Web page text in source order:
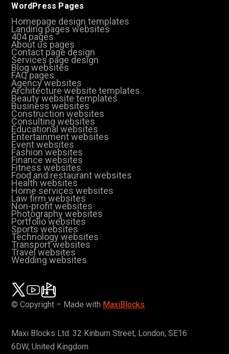
WordPress Pages
Homepage design templates
Landing pages websites
404 pages
About us pages
Contact page design
Services page design
Blog websites
FAQ pages
Agency websites
Architecture website templates
Beauty website templates
Business websites
Construction websites
Consulting websites
Educational websites
Entertainment websites
Event websites
Fashion websites
Finance websites
Fitness websites
Food and restaurant websites
Health websites
Home services websites
Law firm websites
Non-profit websites
Photography websites
Portfolio websites
Sports websites
Technology websites
Transport websites
Travel websites
Wedding websites
© Copyright – Made with MaxiBlocks
Maxi Blocks Ltd. 32 Kinburn Street, London, SE16
6DW, United Kingdom